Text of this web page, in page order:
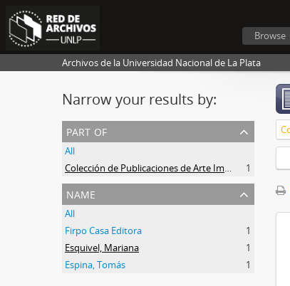
Browse
Archivos de la Universidad Nacional de La Plata
Narrow your results by:
part of
All
Colección de Publicaciones de Arte Impreso
1
name
All
Firpo Casa Editora
1
Esquivel, Mariana
1
Espina, Tomás
1